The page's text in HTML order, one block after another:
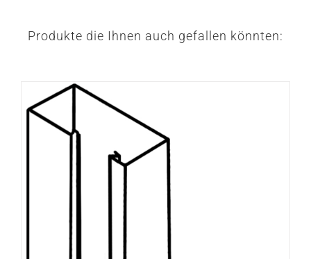
Produkte die Ihnen auch gefallen könnten: